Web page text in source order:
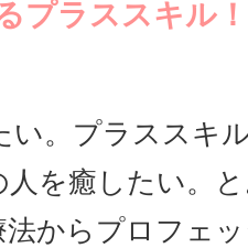
プラススキル
い。プラススキ
人を癒したい。
法からプロフェ